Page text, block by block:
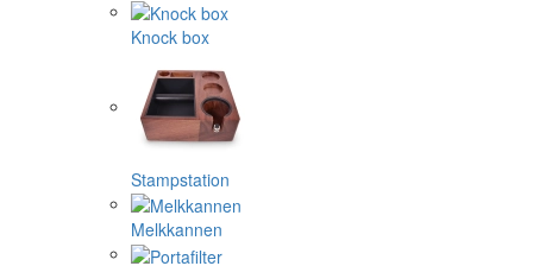
Knock box
Stampstation
Melkkannen